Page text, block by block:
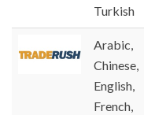
Turkish
Arabic,
Chinese,
English,
French,